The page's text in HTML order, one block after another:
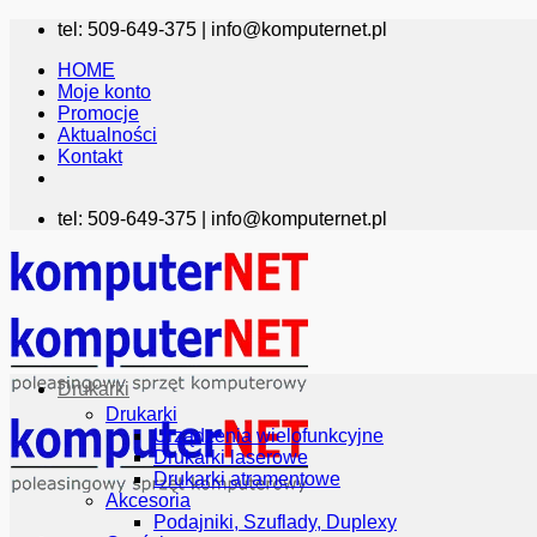
Przewiń
zawartości
tel: 509-649-375 | info@komputernet.pl
HOME
Moje konto
Promocje
Aktualności
Kontakt
tel: 509-649-375 | info@komputernet.pl
Drukarki
Drukarki
Urządzenia wielofunkcyjne
Drukarki laserowe
Drukarki atramentowe
Akcesoria
Podajniki, Szuflady, Duplexy